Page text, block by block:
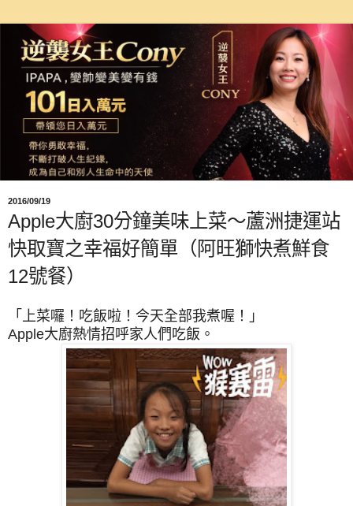
2016/09/19
Apple大廚30分鐘美味上菜～蘆洲捷運站
快取寶之幸福好簡單（阿旺獅快煮鮮食
12號餐）
「上菜囉！吃飯啦！今天全部我煮喔！」
Apple大廚熱情招呼家人們吃飯。